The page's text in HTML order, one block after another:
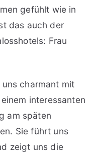
gefühlt wie in
das auch der
Frau
charmant mit
interessanten
am späten
Sie führt uns
zeigt uns die